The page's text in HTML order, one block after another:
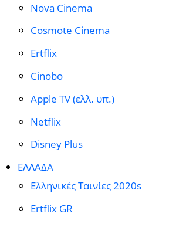
Nova Cinema
Cosmote Cinema
Ertflix
Cinobo
Apple TV (ελλ. υπ.)
Netflix
Disney Plus
ΕΛΛΑΔΑ
Ελληνικές Ταινίες 2020s
Ertflix GR